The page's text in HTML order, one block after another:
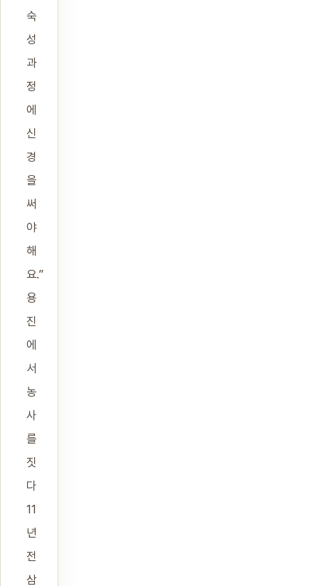
숙
성
과
정
에
신
경
을
써
야
해
요.”
용
진
에
서
농
사
를
짓
다
11
년
전
삼